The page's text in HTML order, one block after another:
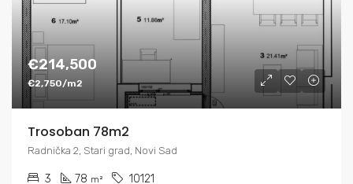
€214,500
€2,750/m2
Trosoban 78m2
Radnička 2, Stari grad, Novi Sad
3 78 m² 10121